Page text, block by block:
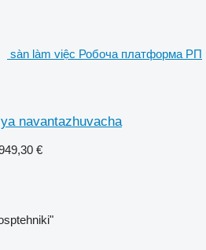
sàn làm việc Робоча платформа РП
navantazhuvacha
€